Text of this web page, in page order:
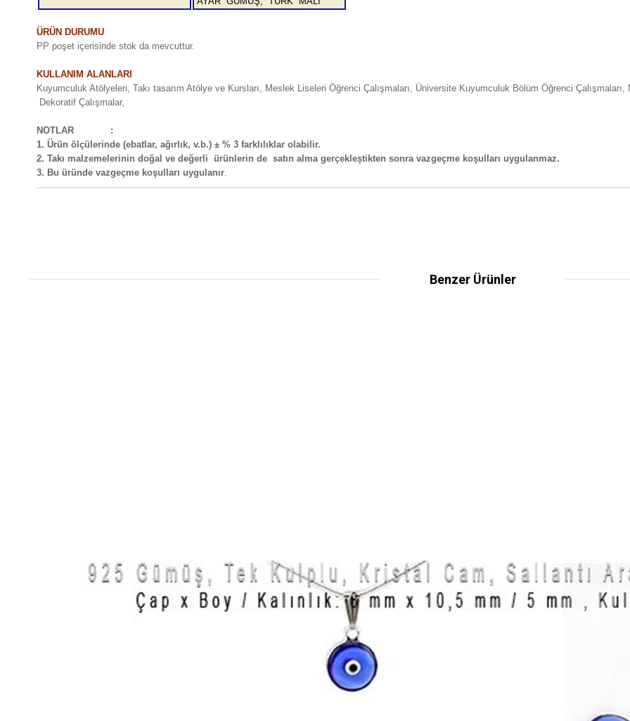
ÜRÜN DURUMU
PP poşet içerisinde stok da mevcuttur.
KULLANIM ALANLARI
Kuyumculuk Atölyeleri, Takı tasarım Atölye ve Kursları, Meslek Liseleri Öğrenci Çalışmaları, Üniversite Kuyumculuk Bölüm Öğrenci
Dekoratif Çalışmalar,
NOTLAR :
1. Ürün ölçülerinde (ebatlar, ağırlık, v.b.) ± % 3 farklılıklar olabilir.
2. Takı malzemelerinin doğal ve değerli ürünlerin de satın alma gerçekleştikten sonra vazgeçme koşulları uygulanmaz.
3. Bu üründe vazgeçme koşulları uygulanır.
Benzer Ürünler